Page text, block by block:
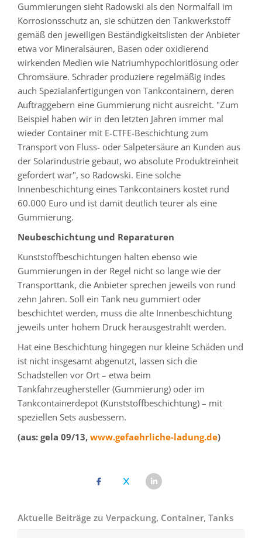
Gummierungen sieht Radowski als den Normalfall im
Korrosionsschutz an, sie schützen den Tankwerkstoff
gemäß den jeweiligen Beständigkeitslisten der Anbieter
etwa vor Mineralsäuren, Basen oder oxidierend
wirkenden Medien wie Natriumhypochloritlösung oder
Chromsäure. Schrader produziere regelmäßig indes
auch Spezialanfertigungen von Tankcontainern, deren
Auftraggebern eine Gummierung nicht ausreicht. "Zum
Beispiel haben wir in den letzten Jahren immer mal
wieder Container mit E-CTFE-Beschichtung zum
Transport von Fluss- oder Salpetersäure an Kunden aus
der Solarindustrie gebaut, wo absolute Produktreinheit
gefordert war", so Radowski. Eine solche
Innenbeschichtung eines Tankcontainers kostet rund
60.000 Euro und ist damit deutlich teurer als eine
Gummierung.
Neubeschichtung und Reparaturen
Kunststoffbeschichtungen halten ebenso wie
Gummierungen in der Regel nicht so lange wie der
Transporttank, die Anbieter sprechen jeweils von rund
zehn Jahren. Soll ein Tank neu gummiert oder
beschichtet werden, muss die alte Innenbeschichtung
jeweils unter hohem Druck herausgestrahlt werden.
Hat eine Beschichtung hingegen nur kleine Schäden und
ist nicht insgesamt abgenutzt, lassen sich die
Schadstellen vor Ort – etwa beim
Tankfahrzeughersteller (Gummierung) oder im
Tankcontainerdepot (Kunststoffbeschichtung) – mit
speziellen Sets ausbessern.
(aus: gela 09/13, www.gefaehrliche-ladung.de)
Aktuelle Beiträge zu Verpackung, Container, Tanks